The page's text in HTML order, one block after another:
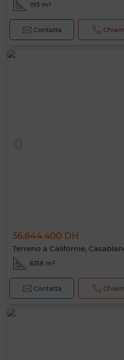
193 m²
Contatta
36.644.400 DH
Terreno a Californie,
6318 m²
Contatta